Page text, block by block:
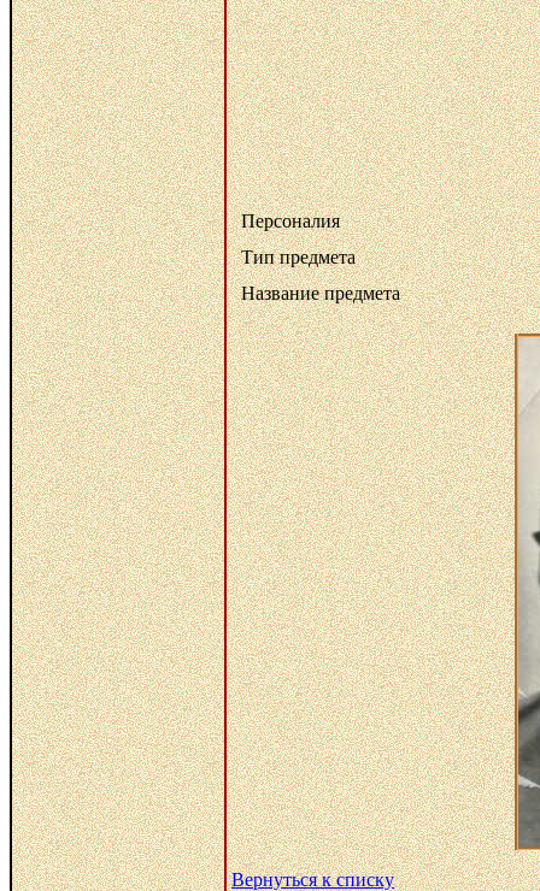
Персоналия
Тип предмета
Название предмета
Вернуться к списку